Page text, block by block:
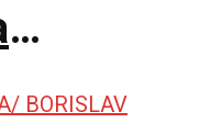
u